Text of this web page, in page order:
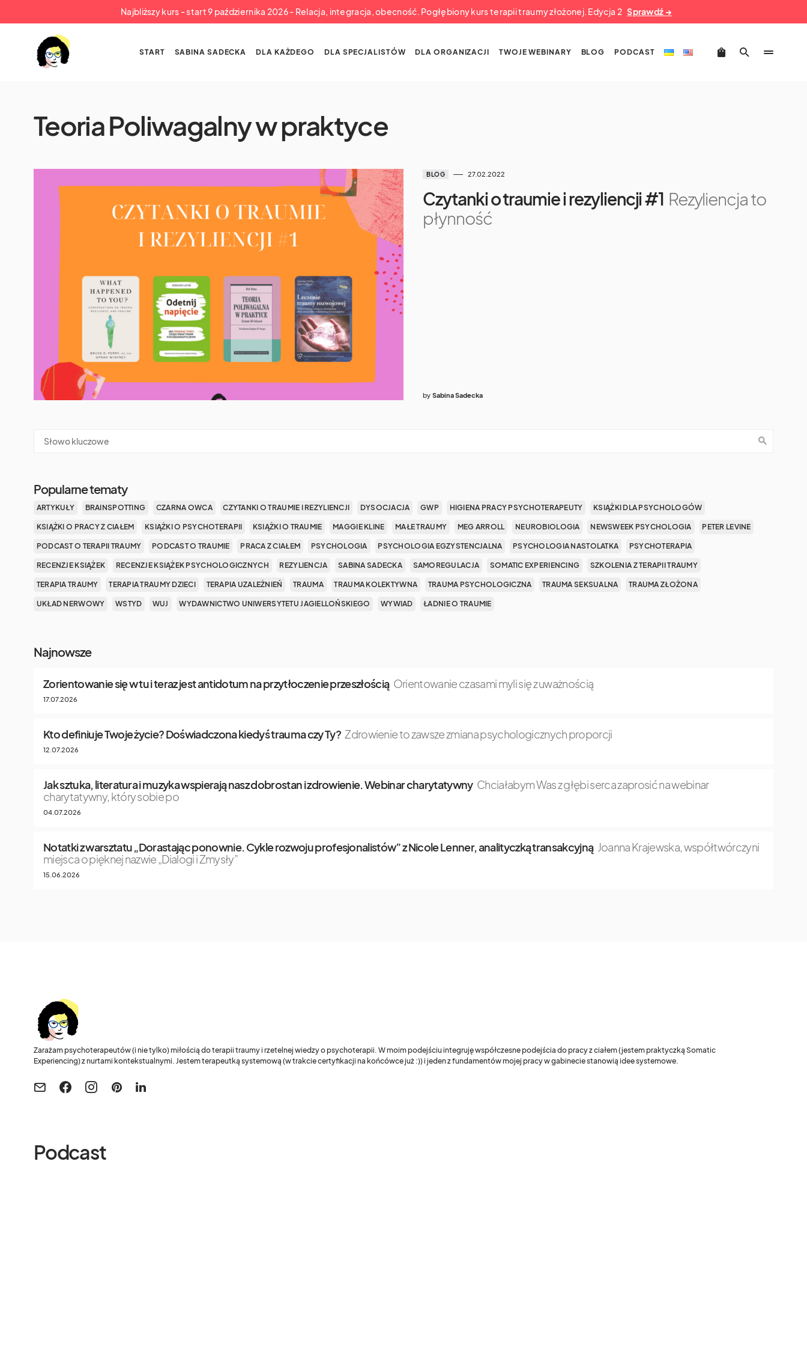
Najbliższy kurs - start 9 października 2026 - Relacja, integracja, obecność. Pogłębiony kurs terapii traumy złożonej. Edycja 2 Sprawdź →
START SABINA SADECKA DLA KAŻDEGO DLA SPECJALISTÓW DLA ORGANIZACJI TWOJE WEBINARY BLOG PODCAST
Teoria Poliwagalny w praktyce
BLOG 27.02.2022
Czytanki o traumie i rezyliencji #1 Rezyliencja to
płynność
by Sabina Sadecka
Popularne tematy
ARTYKUŁY BRAINSPOTTING CZARNA OWCA CZYTANKI O TRAUMIE I REZYLIENCJI DYSOCJACJA GWP HIGIENA PRACY PSYCHOTERAPEUTY KSIĄŻKI DLA PSYCHOLOGÓW
KSIĄŻKI O PRACY Z CIAŁEM KSIĄŻKI O PSYCHOTERAPII KSIĄŻKI O TRAUMIE MAGGIE KLINE MAŁE TRAUMY MEG ARROLL NEUROBIOLOGIA NEWSWEEK PSYCHOLOGIA PETER LEVINE
PODCAST O TERAPII TRAUMY PODCAST O TRAUMIE PRACA Z CIAŁEM PSYCHOLOGIA PSYCHOLOGIA EGZYSTENCJALNA PSYCHOLOGIA NASTOLATKA PSYCHOTERAPIA
RECENZJE KSIĄŻEK RECENZJE KSIĄŻEK PSYCHOLOGICZNYCH REZYLIENCJA SABINA SADECKA SAMOREGULACJA SOMATIC EXPERIENCING SZKOLENIA Z TERAPII TRAUMY
TERAPIA TRAUMY TERAPIA TRAUMY DZIECI TERAPIA UZALEŻNIEŃ TRAUMA TRAUMA KOLEKTYWNA TRAUMA PSYCHOLOGICZNA TRAUMA SEKSUALNA TRAUMA ZŁOŻONA
UKŁAD NERWOWY WSTYD WUJ WYDAWNICTWO UNIWERSYTETU JAGIELLOŃSKIEGO WYWIAD ŁADNIE O TRAUMIE
Najnowsze
Zorientowanie się w tu i teraz jest antidotum na przytłoczenie przeszłością Orientowanie czasami myli się z uważnością
17.07.2026
Kto definiuje Twoje życie? Doświadczona kiedyś trauma czy Ty? Zdrowienie to zawsze zmiana psychologicznych proporcji
12.07.2026
Jak sztuka, literatura i muzyka wspierają nasz dobrostan i zdrowienie. Webinar charytatywny Chciałabym Was z głębi serca zaprosić na webinar
charytatywny, który sobie po
04.07.2026
Notatki z warsztatu „Dorastając ponownie. Cykle rozwoju profesjonalistów” z Nicole Lenner, analityczką transakcyjną Joanna Krajewska, współtwórczyni
miejsca o pięknej nazwie „Dialogi i Zmysły”
15.06.2026
Zarażam psychoterapeutów (i nie tylko) miłością do terapii traumy i rzetelnej wiedzy o psychoterapii. W moim podejściu integruję współczesne podejścia do pracy z ciałem (jestem praktyczką Somatic
Experiencing) z nurtami kontekstualnymi. Jestem terapeutką systemową (w trakcie certyfikacji na końcówce już :)) i jeden z fundamentów mojej pracy w gabinecie stanowią idee systemowe.
Podcast